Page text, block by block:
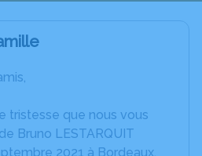
tristesse que nous vous
Bruno LESTARQUIT
2021 à Bordeaux.